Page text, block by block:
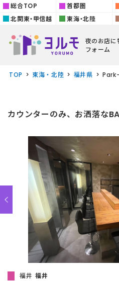
総合TOP 首都圏
北関東・甲信越
東海・北陸
夜のお店に
フォーム
TOP 東海・北陸 福井県
カウンターのみ、お洒落な
福井 福井